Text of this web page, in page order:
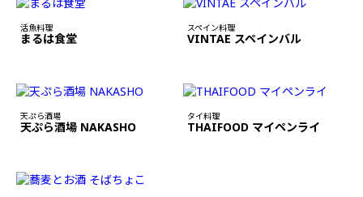
活魚料理
まるは食堂
スペイン料理
VINTAE スペインバル
天ぷら酒場
天ぷら酒場 NAKASHO
タイ料理
THAIFOOD マイペンライ